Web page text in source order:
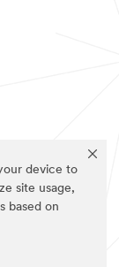
device to
site usage,
based on